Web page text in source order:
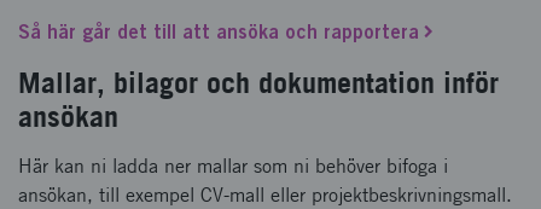
Så här går det till att ansöka och rapportera
Mallar, bilagor och dokumentation inför
ansökan
Här kan ni ladda ner mallar som ni behöver bifoga i
ansökan, till exempel CV-mall eller projektbeskrivningsmall.